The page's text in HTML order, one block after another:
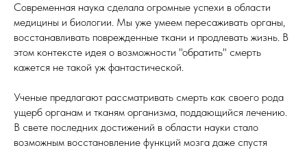
Современная наука сделала огромные успехи в области
медицины и биологии. Мы уже умеем пересаживать органы,
восстанавливать поврежденные ткани и продлевать жизнь. В
этом контексте идея о возможности "обратить" смерть
кажется не такой уж фантастической.
Ученые предлагают рассматривать смерть как своего рода
ущерб органам и тканям организма, поддающийся лечению.
В свете последних достижений в области науки стало
возможным восстановление функций мозга даже спустя